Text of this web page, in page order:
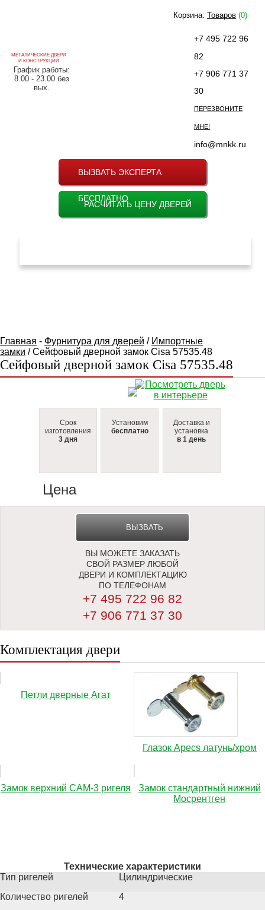
МЕТАЛИЧЕСКИЕ ДВЕРИ
И КОНСТРУКЦИИ
График работы:
8.00 - 23.00 без
вых.
+7 495 722 96
82
+7 906 771 37
30
ПЕРЕЗВОНИТЕ
МНЕ!
info@mnkk.ru
ВЫЗВАТЬ ЭКСПЕРТА
БЕСПЛАТНО
РАСЧИТАТЬ ЦЕНУ ДВЕРЕЙ
Корзина: Товаров (0)
Главная - Фурнитура для дверей / Импортные
замки / Сейфовый дверной замок Cisa 57535.48
Сейфовый дверной замок Cisa 57535.48
Срок
изготовления
3 дня
Установим
бесплатно
Доставка и
установка
в 1 день
Цена
ВЫЗВАТЬ
ЗАМЕРЩИКА
ВЫ МОЖЕТЕ ЗАКАЗАТЬ
СВОЙ РАЗМЕР ЛЮБОЙ
ДВЕРИ И КОМПЛЕКТАЦИЮ
ПО ТЕЛЕФОНАМ
+7 495 722 96 82
+7 906 771 37 30
Комплектация двери
Петли дверные Агат
Глазок Apecs латунь/хром
Замок верхний САМ-3 ригеля
Замок стандартный нижний
Мосрентген
Технические характеристики
Тип ригелей
Цилиндрические
Количество ригелей
4